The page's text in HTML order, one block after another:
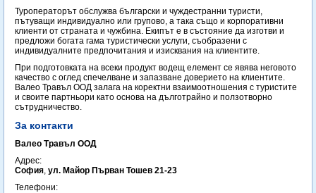
Туроператорът обслужва български и чуждестранни туристи,
пътуващи индивидуално или групово, а така също и корпоративни
клиенти от страната и чужбина. Екипът е в състояние да изготви и
предложи богата гама туристически услуги, съобразени с
индивидуалните предпочитания и изисквания на клиентите.
При подготовката на всеки продукт водещ елемент се явява неговото
качество с оглед спечелване и запазване доверието на клиентите.
Валео Травъл ООД залага на коректни взаимоотношения с туристите
и своите партньори като основа на дълготрайно и ползотворно
сътрудничество.
За контакти
Валео Травъл ООД
Адрес:
София, ул. Майор Първан Тошев 21-23
Телефони: